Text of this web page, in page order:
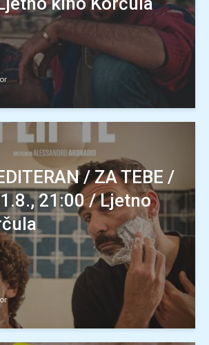
/ ZA TEBE /
21:00 / Ljetno